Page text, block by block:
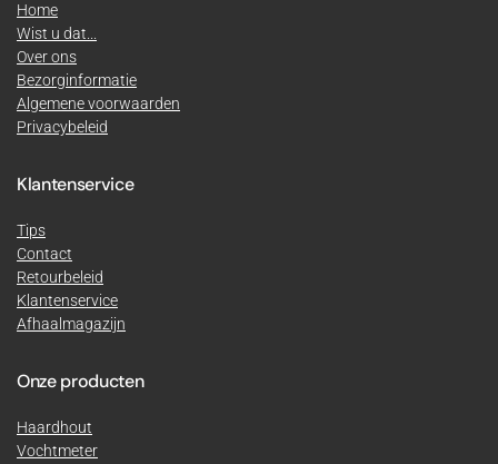
Home
Wist u dat...
Over ons
Bezorginformatie
Algemene voorwaarden
Privacybeleid
Klantenservice
Tips
Contact
Retourbeleid
Klantenservice
Afhaalmagazijn
Onze producten
Haardhout
Vochtmeter